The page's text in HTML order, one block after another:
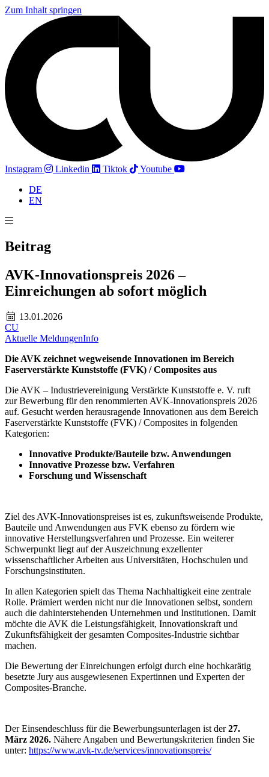
Zum Inhalt springen
Instagram Linkedin Tiktok
Youtube
DE
EN
Beitrag
AVK-Innovationspreis 2026 –
Einreichungen ab sofort möglich
13.01.2026
CU
Aktuelle MeldungenInfo
Die AVK zeichnet wegweisende Innovationen im Bereich
Faserverstärkte Kunststoffe (FVK) / Composites aus
Die AVK – Industrievereinigung Verstärkte Kunststoffe e. V. ruft
zur Bewerbung für den renommierten AVK-Innovationspreis 2026
auf. Gesucht werden herausragende Innovationen aus dem Bereich
Faserverstärkte Kunststoffe (FVK) / Composites in folgenden
Kategorien:
Innovative Produkte/Bauteile bzw. Anwendungen
Innovative Prozesse bzw. Verfahren
Forschung und Wissenschaft
Ziel des AVK-Innovationspreises ist es, zukunftsweisende Produkte,
Bauteile und Anwendungen aus FVK ebenso zu fördern wie
innovative Herstellungsverfahren und Prozesse. Ein weiterer
Schwerpunkt liegt auf der Auszeichnung exzellenter
wissenschaftlicher Arbeiten aus Universitäten, Hochschulen und
Forschungsinstituten.
In allen Kategorien spielt das Thema Nachhaltigkeit eine zentrale
Rolle. Prämiert werden nicht nur die Innovationen selbst, sondern
auch die dahinterstehenden Unternehmen und Institutionen. Damit
möchte die AVK die Leistungsfähigkeit, Innovationskraft und
Zukunftsfähigkeit der gesamten Composites-Industrie sichtbar
machen.
Die Bewertung der Einreichungen erfolgt durch eine hochkarätig
besetzte Jury aus ausgewiesenen Expertinnen und Experten der
Composites-Branche.
Der Einsendeschluss für die Bewerbungsunterlagen ist der27.
März 2026. Nähere Angaben und Bewertungskriterien finden Sie
unter: https://www.avk-tv.de/services/innovationspreis/